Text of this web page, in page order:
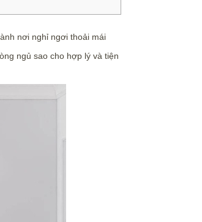
nơi nghỉ ngơi thoải mái
ngủ sao cho hợp lý và tiện